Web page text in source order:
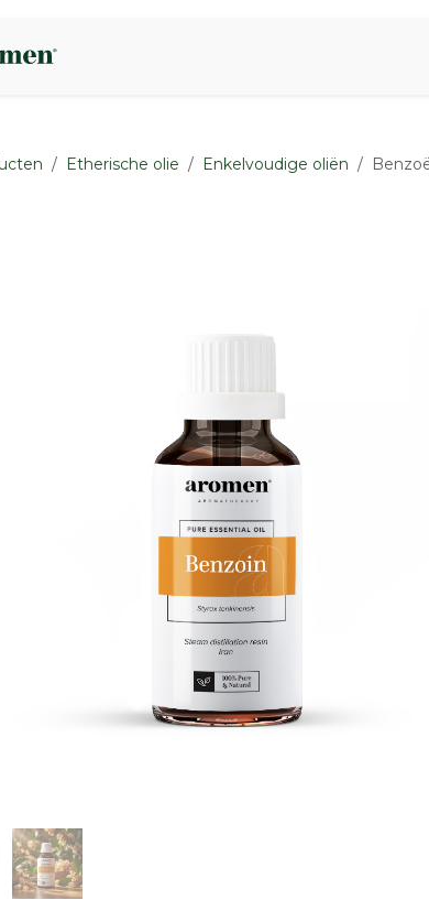
Etherische olie Enkelvoudige oliën